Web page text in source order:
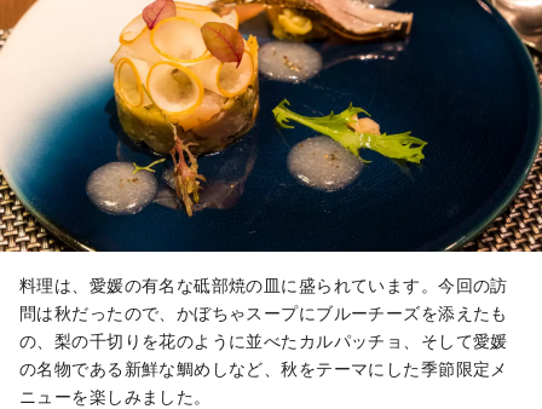
料理は、愛媛の有名な砥部焼の皿に盛られています。今回の訪
問は秋だったので、かぼちゃスープにブルーチーズを添えたも
の、梨の千切りを花のように並べたカルパッチョ、そして愛媛
の名物である新鮮な鯛めしなど、秋をテーマにした季節限定メ
ニューを楽しみました。